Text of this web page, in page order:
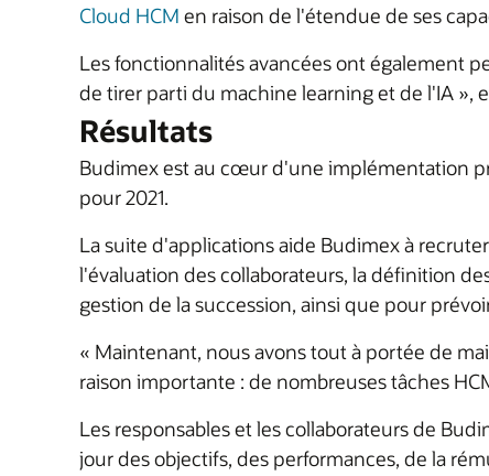
Cloud HCM en raison de l'étendue de ses
Les fonctionnalités avancées ont également
de tirer parti du machine learning et de l'IA »,
Résultats
Budimex est au cœur d'une implémentation
pour 2021.
La suite d'applications aide Budimex à
l'évaluation des collaborateurs, la définition
gestion de la succession, ainsi que pour
« Maintenant, nous avons tout à portée de
raison importante : de nombreuses tâches
Les responsables et les collaborateurs de
jour des objectifs, des performances, de la